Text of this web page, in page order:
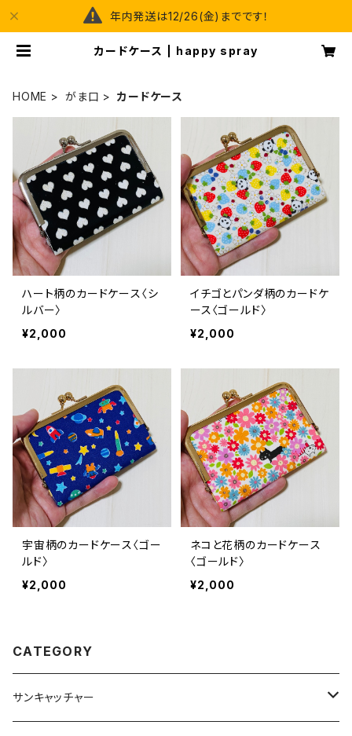
年内発送は12/26(金)までです！
カードケース | happy spray
HOME がま口 カードケース
ハート柄のカードケース〈シ
ルバー〉
¥2,000
イチゴとパンダ柄のカードケ
ース〈ゴールド〉
¥2,000
宇宙柄のカードケース〈ゴー
ルド〉
¥2,000
ネコと花柄のカードケース
〈ゴールド〉
¥2,000
CATEGORY
サンキャッチャー